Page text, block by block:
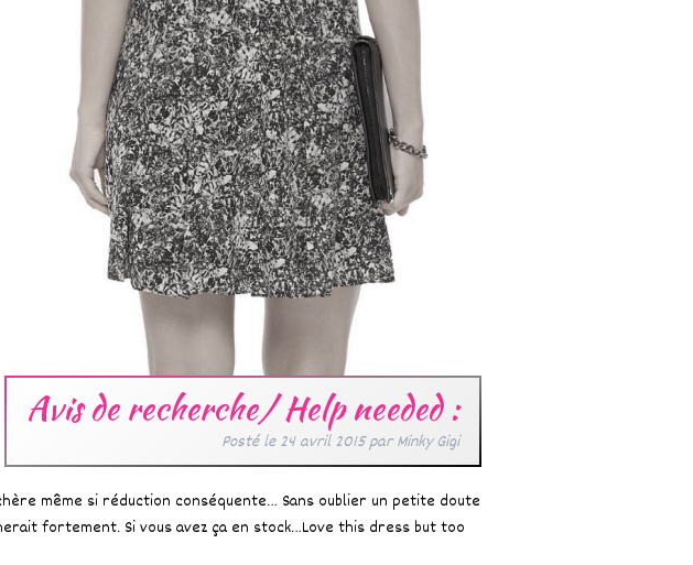
Avis de recherche/ Help needed :
Posté le24 avril 2015parMinky Gigi
même si réduction conséquente… Sans oublier un petite doute
fortement. Si vous avez ça en stock…Love this dress but too